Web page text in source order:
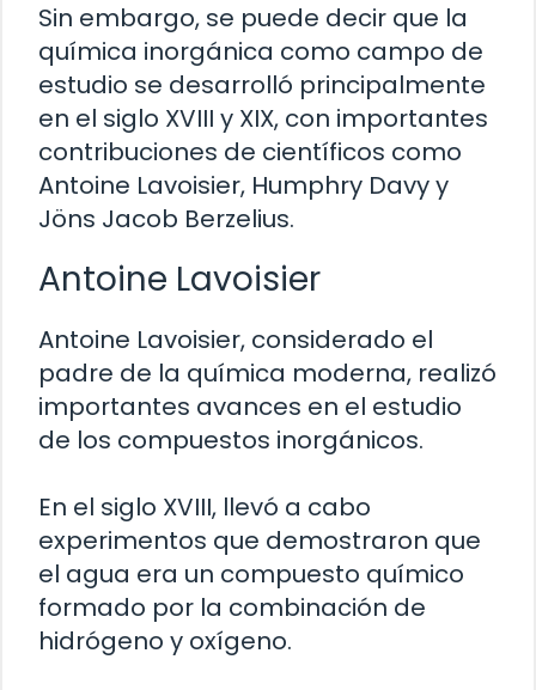
Sin embargo, se puede decir que la
química inorgánica como campo de
estudio se desarrolló principalmente
en el siglo XVIII y XIX, con importantes
contribuciones de científicos como
Antoine Lavoisier, Humphry Davy y
Jöns Jacob Berzelius.
Antoine Lavoisier
Antoine Lavoisier, considerado el
padre de la química moderna, realizó
importantes avances en el estudio
de los compuestos inorgánicos.
En el siglo XVIII, llevó a cabo
experimentos que demostraron que
el agua era un compuesto químico
formado por la combinación de
hidrógeno y oxígeno.